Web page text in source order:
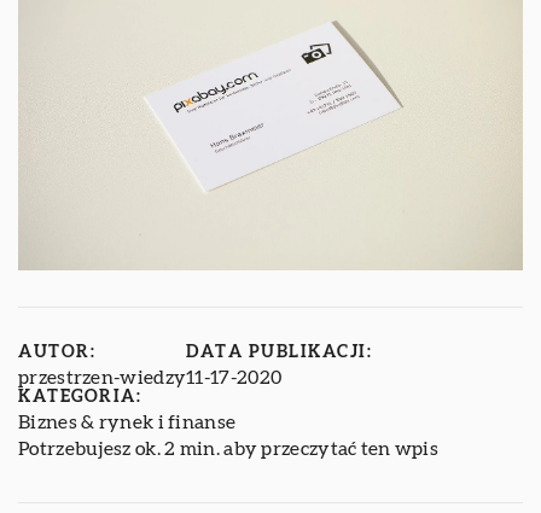
AUTOR:
przestrzen-wiedzy
DATA PUBLIKACJI:
11-17-2020
KATEGORIA:
Biznes & rynek i finanse
Potrzebujesz ok. 2 min. aby przeczytać ten wpis